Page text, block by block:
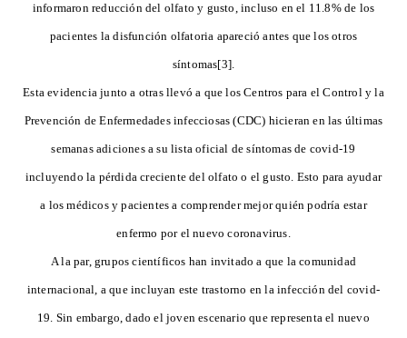
informaron reducción del olfato y gusto, incluso en el 11.8% de los
pacientes la disfunción olfatoria apareció antes que los otros
síntomas[3].
Esta evidencia junto a otras llevó a que los Centros para el Control y la
Prevención de Enfermedades infecciosas (CDC) hicieran en las últimas
semanas adiciones a su lista oficial de síntomas de covid-19
incluyendo la pérdida creciente del olfato o el gusto. Esto para ayudar
a los médicos y pacientes a comprender mejor quién podría estar
enfermo por el nuevo coronavirus.
A la par, grupos científicos han invitado a que la comunidad
internacional, a que incluyan este trastorno en la infección del covid-
19. Sin embargo, dado el joven escenario que representa el nuevo